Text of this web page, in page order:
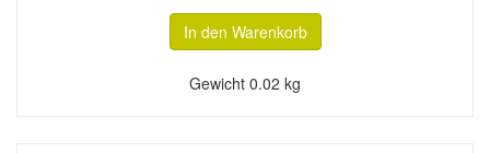
In den Warenkorb
Gewicht 0.02 kg